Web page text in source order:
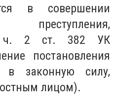
в совершении
ч. 2 ст. 382 УК
постановления
в законную силу,
лицом).